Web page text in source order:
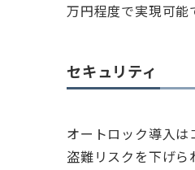
万円程度で実現可能
セキュリティ
オートロック導入
盗難リスクを下げ